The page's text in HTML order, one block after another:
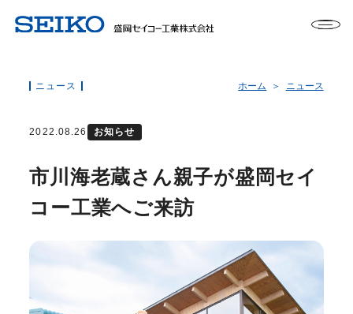
ニュース ホーム ニュース
2022.08.26 お知らせ
市川海老蔵さん親子が盛岡セイ
コー工業へご来訪